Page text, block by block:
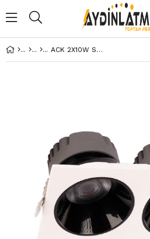
ACK 2X10W SIVA ALTI KARE DOWNLIGHT BEYAZ 4000K AD10-01610